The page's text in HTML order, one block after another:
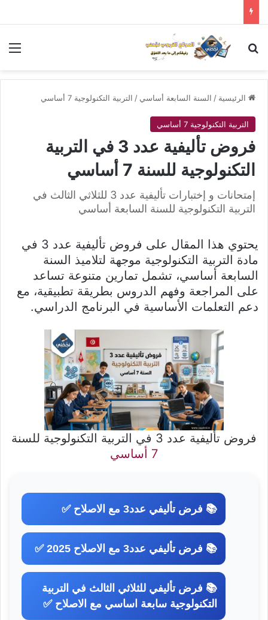
بحث عن
الرئيسية / السنة السابعة أساسي / التربية التكنولوجية 7 أساسي
التربية التكنولوجية 7 أساسي
فروض تأليفية عدد 3 في التربية
التكنولوجية للسنة 7 أساسي
إمتحانات و إختبارات تأليفية عدد 3 للثلاثي الثالث في
التربية التكنولوجية للسنة السابعة أساسي
يحتوي هذا المقال على فروض تأليفية عدد 3 في
مادة التربية التكنولوجية موجهة لتلاميذ السنة
السابعة أساسي، تشمل تمارين متنوعة تساعد
على المراجعة وفهم الدروس بطريقة تطبيقية، مع
دعم التعلمات الأساسية في البرنامج الدراسي.
فروض تأليفية عدد 3 في التربية التكنولوجية للسنة
7 أساسي
📚 فرض تأليفي عدد3 مع الاصلاح ✅
📚 فرض تأليفي عدد3 مع الاصلاح 2025 ✅
📚 فرض تأليفي للثلاثي الثالث في التربية
التكنولوجية سابعة اساسي مع الاصلاح ✅